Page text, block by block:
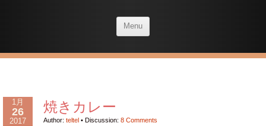
Menu
1月
26
2017
焼きカレー
Author: teltel • Discussion: 8 Comments